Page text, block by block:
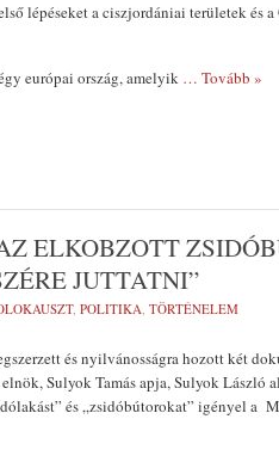
lépéseket a ciszjordániai területek és
európai ország, amelyik … Tovább »
ELKOBZOTT
JUTTATNI”
, POLITIKA, TÖRTÉNELEM
és nyilvánosságra hozott két
Sulyok Tamás apja, Sulyok László
és „zsidóbútorokat” igényel a